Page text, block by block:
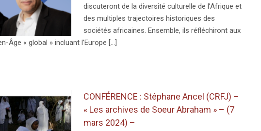
discuteront de la diversité culturelle de l’Afrique et
des multiples trajectoires historiques des
sociétés africaines. Ensemble, ils réfléchiront aux
Âge « global » incluant l’Europe [...]
CONFÉRENCE : Stéphane Ancel (CRFJ) –
« Les archives de Soeur Abraham » – (7
mars 2024) –